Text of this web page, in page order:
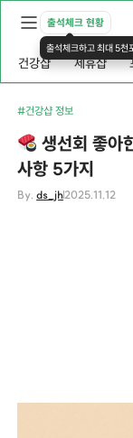
출석체크 현황
출석체크하고 최대 5천
건강샵 제휴샵
#건강샵 정보
생선회 좋아
사항 5가지
By.ds_jh2025.11.12